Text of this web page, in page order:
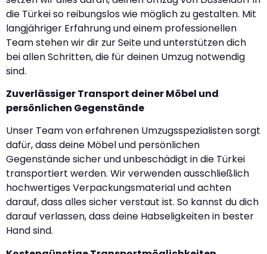
die Türkei so reibungslos wie möglich zu gestalten. Mit
langjähriger Erfahrung und einem professionellen
Team stehen wir dir zur Seite und unterstützen dich
bei allen Schritten, die für deinen Umzug notwendig
sind.
Zuverlässiger Transport deiner Möbel und
persönlichen Gegenstände
Unser Team von erfahrenen Umzugsspezialisten sorgt
dafür, dass deine Möbel und persönlichen
Gegenstände sicher und unbeschädigt in die Türkei
transportiert werden. Wir verwenden ausschließlich
hochwertiges Verpackungsmaterial und achten
darauf, dass alles sicher verstaut ist. So kannst du dich
darauf verlassen, dass deine Habseligkeiten in bester
Hand sind.